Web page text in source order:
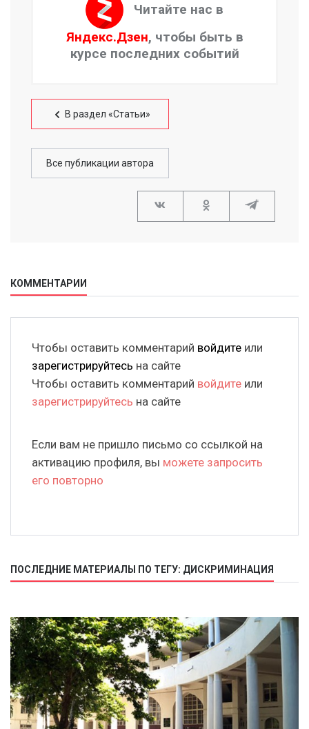
Читайте нас в
Яндекс.Дзен, чтобы быть в
курсе последних событий
В раздел «Статьи»
Все публикации автора
КОММЕНТАРИИ
Чтобы оставить комментарий войдите или
зарегистрируйтесь на сайте
Чтобы оставить комментарий войдите или
зарегистрируйтесь на сайте
Если вам не пришло письмо со ссылкой на
активацию профиля, вы можете запросить
его повторно
ПОСЛЕДНИЕ МАТЕРИАЛЫ ПО ТЕГУ: ДИСКРИМИНАЦИЯ